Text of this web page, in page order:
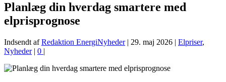
Planlæg din hverdag smartere med
elprisprognose
Indsendt afRedaktion EnergiNyheder| 29. maj 2026 | Elpriser,
Nyheder| 0 |